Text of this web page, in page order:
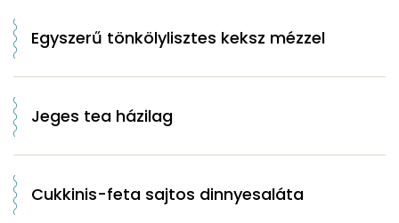
Egyszerű tönkölylisztes keksz mézzel
Jeges tea házilag
Cukkinis-feta sajtos dinnyesaláta